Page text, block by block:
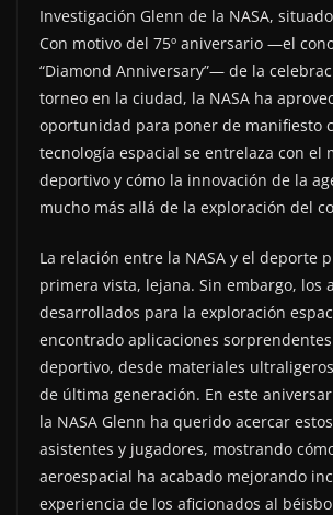
Investigación Glenn de la NASA,
Con motivo del 75º aniversario —el
“Diamond Anniversary”— de la
torneo en la ciudad, la NASA ha
oportunidad para poner de manifiesto
tecnología espacial se entrelaza con el
deportivo y cómo la innovación de la
mucho más allá de la exploración del
La relación entre la NASA y el deporte
primera vista, lejana. Sin embargo, los
desarrollados para la exploración
encontrado aplicaciones
deportivo, desde materiales
de última generación. En este
la NASA Glenn ha querido acercar
asistentes y jugadores, mostrando
aeroespacial ha acabado mejorando
experiencia de los aficionados al